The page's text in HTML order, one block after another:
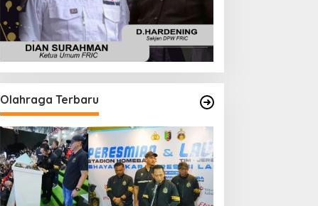
Olahraga Terbaru